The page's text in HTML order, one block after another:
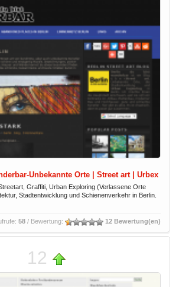
Unbekannte Orte | Street art | Urbex
Graffiti, Urban Exploring (Verlassene Orte
Stadtentwicklung und Schienenverkehr in Berlin.
58/ Bewertung: 12 Bewertung(en)
12